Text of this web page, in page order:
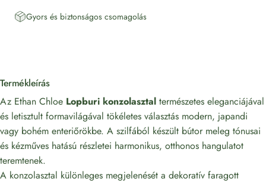
Gyors és biztonságos csomagolás
Termékleírás
Az Ethan Chloe Lopburi konzolasztal természetes eleganciájával
és letisztult formavilágával tökéletes választás modern, japandi
vagy bohém enteriőrökbe. A szilfából készült bútor meleg tónusai
és kézműves hatású részletei harmonikus, otthonos hangulatot
teremtenek.
A konzolasztal különleges megjelenését a dekoratív faragott